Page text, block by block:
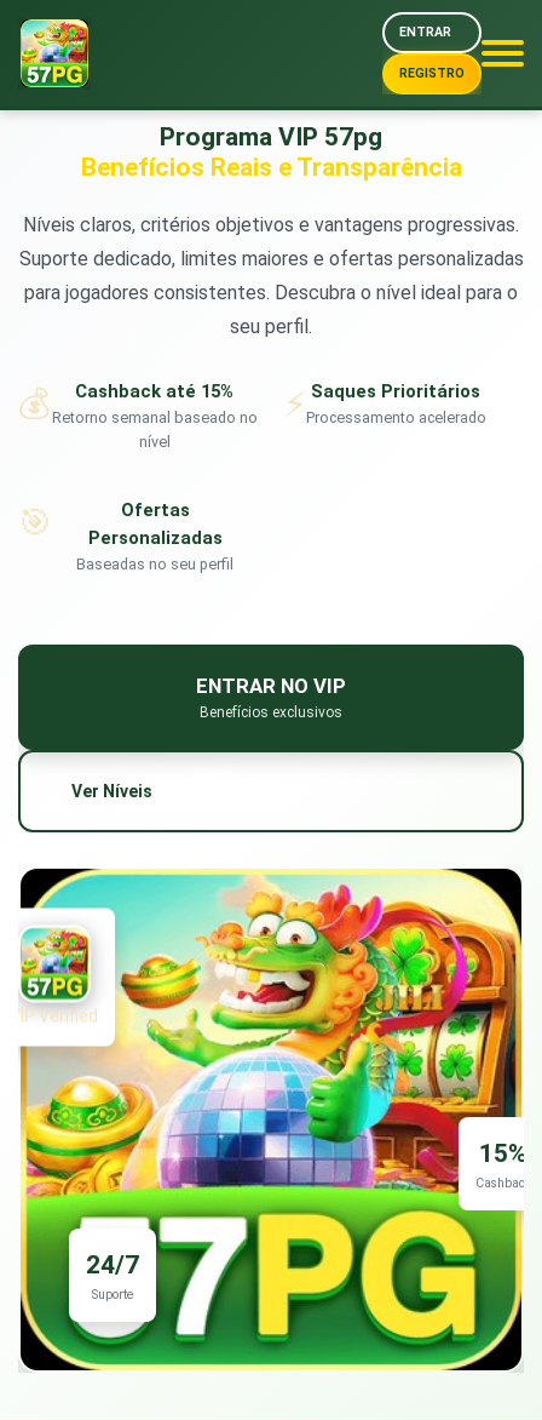
ENTRAR
REGISTRO
👑Cashback até 15% • Gerente VIP • Saques Prioritários
Programa VIP 57pg
Benefícios Reais e Transparência
Níveis claros, critérios objetivos e vantagens progressivas.
Suporte dedicado, limites maiores e ofertas personalizadas
para jogadores consistentes. Descubra o nível ideal para o
seu perfil.
💰 Cashback até 15%
Retorno semanal baseado no
nível
⚡ Saques Prioritários
Processamento acelerado
🎯
Ofertas
Personalizadas
Baseadas no seu perfil
ENTRAR NO VIP
Benefícios exclusivos
Ver Níveis
VIP Verified
15%
24/7